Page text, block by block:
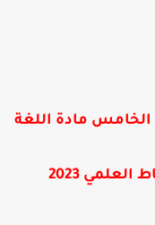
مادة اللغة
2023